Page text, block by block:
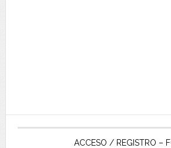
ACCESO / REGISTRO –